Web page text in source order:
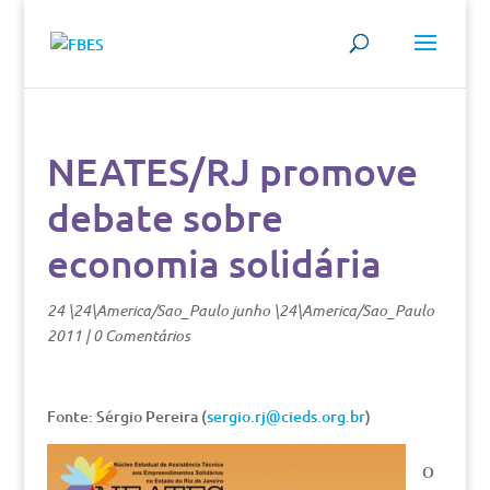
NEATES/RJ promove
debate sobre
economia solidária
24 \24\America/Sao_Paulo junho \24\America/Sao_Paulo
2011|0 Comentários
Fonte: Sérgio Pereira (sergio.rj@cieds.org.br)
O